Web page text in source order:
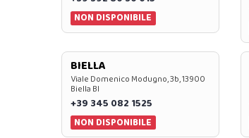
NON DISPONIBILE
BIELLA
Viale Domenico Modugno, 3b, 13900
Biella BI
+39 345 082 1525
NON DISPONIBILE